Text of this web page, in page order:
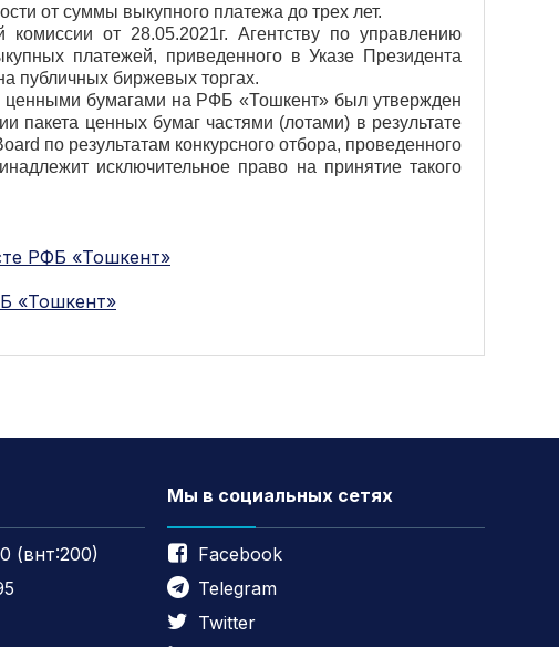
от суммы выкупного платежа до трех лет.
от 28.05.2021г. Агентству по управлению
платежей, приведенного в Указе Президента
публичных биржевых торгах.
ценными бумагами на РФБ «Тошкент» был утвержден
пакета ценных бумаг частями (лотами) в результате
по результатам конкурсного отбора, проведенного
исключительное право на принятие такого
РФБ «Тошкент»
«Тошкент»
(внт:200)
Мы в социальных сетях
Facebook
Telegram
Twitter